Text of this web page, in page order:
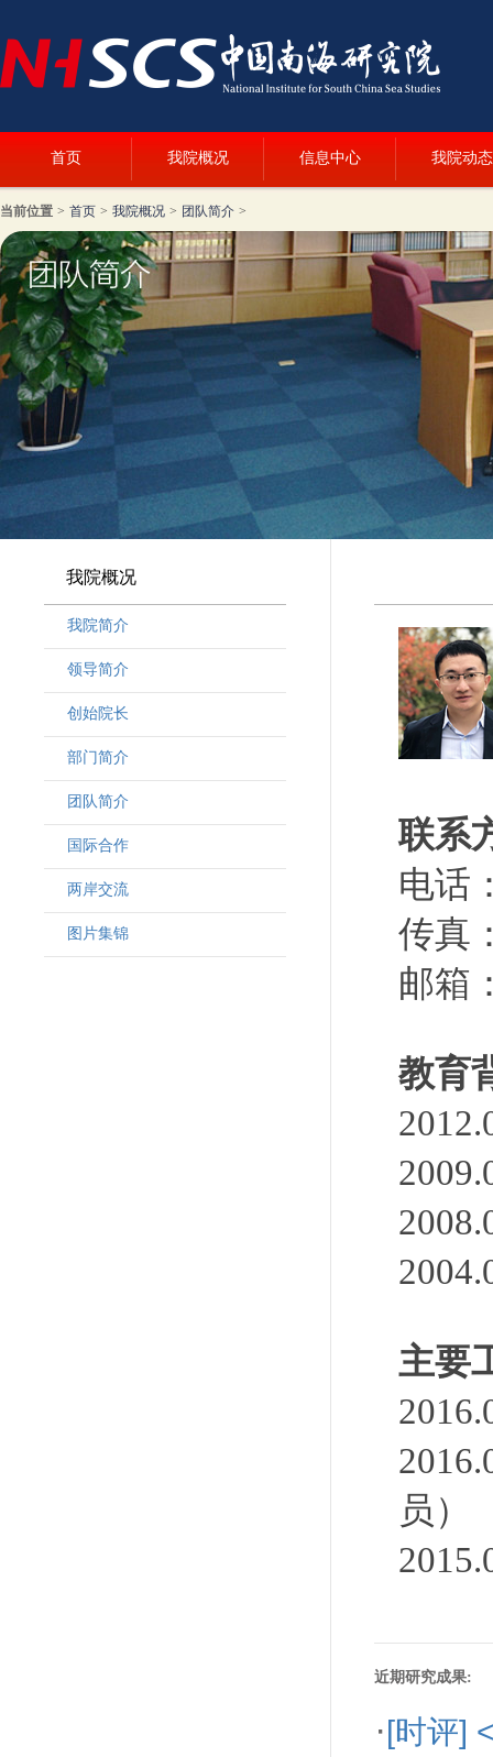
首页 我院概况 信息中心 我院动态
当前位置 > 首页 > 我院概况 > 团队简介 >
我院概况
我院简介
领导简介
· 韩晶磊副院长
· 周勇副院长
· 林勇新副院长
创始院长
部门简介
团队简介
· 客座教授
· 访问学者
国际合作
两岸交流
图片集锦
联系
电话
传真
邮箱
教育
主要
员）
近期研究成果:
·[时评]